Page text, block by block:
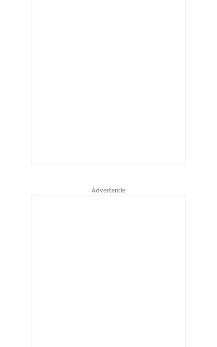
Advertentie